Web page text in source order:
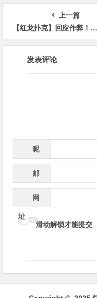
上一篇
【红龙扑克】回应作弊！WSOP主赛冠军发声了：“我没有研究过辅助软件，根本不知道怎么使用…”
发表评论
昵
邮
网
址
滑动解锁才能提交